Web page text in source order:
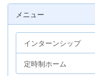
メニュー
インターンシップ
定時制ホーム